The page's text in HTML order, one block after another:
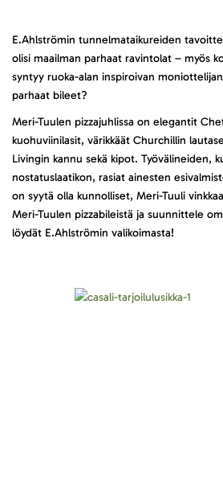
E.Ahlströmin tunnelmataikureiden
olisi maailman parhaat ravintolat – myös
syntyy ruoka-alan inspiroivan
parhaat bileet?
Meri-Tuulen pizzajuhlissa on elegantit
kuohuviinilasit, värikkäät Churchillin
Livingin kannu sekä kipot. Työvälineiden,
nostatuslaatikon, rasiat ainesten
on syytä olla kunnolliset, Meri-Tuuli
Meri-Tuulen pizzabileistä ja suunnittele
löydät E.Ahlströmin valikoimasta!